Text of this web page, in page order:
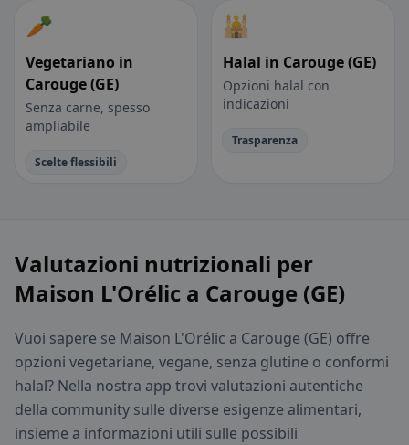
🥕
Vegetariano in
Carouge (GE)
Senza carne, spesso
ampliabile
Scelte flessibili
🕌
Halal in Carouge (GE)
Opzioni halal con
indicazioni
Trasparenza
Valutazioni nutrizionali per
Maison L'Orélic a Carouge (GE)
Vuoi sapere se Maison L'Orélic a Carouge (GE) offre
opzioni vegetariane, vegane, senza glutine o conformi
halal? Nella nostra app trovi valutazioni autentiche
della community sulle diverse esigenze alimentari,
insieme a informazioni utili sulle possibili